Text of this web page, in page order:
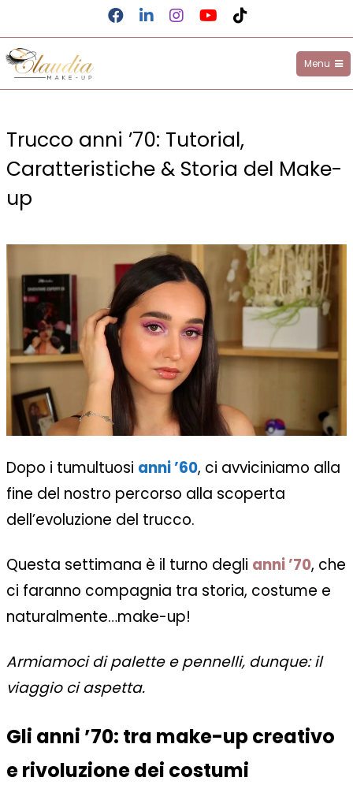
contenuto
FacebookLinkedInInstagram
YouTubeTikTok
Claudia Make-up
Menu
Trucco anni ’70: Tutorial,
Caratteristiche & Storia del Make-
up
Dopo i tumultuosi anni ’60, ci avviciniamo alla
fine del nostro percorso alla scoperta
dell’evoluzione del trucco.
Questa settimana è il turno degli anni ’70, che
ci faranno compagnia tra storia, costume e
naturalmente…make-up!
Armiamoci di palette e pennelli, dunque: il
viaggio ci aspetta.
Gli anni ’70: tra make-up creativo
e rivoluzione dei costumi